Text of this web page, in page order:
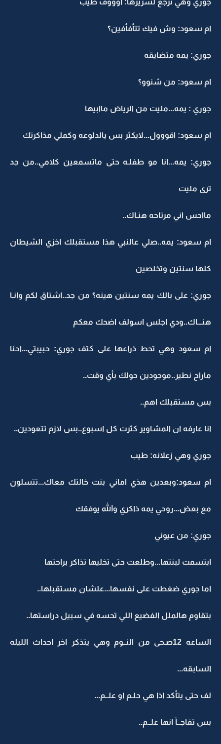
جوري وهي ترجع لسريرها: اوووف طيب
ام سعود: وش فيك تتأفأفين؟
جوري: يمه متضايقه
ام سعود: من شنوو؟
جوري : يمه...مليت من الرياض ماابيها
ام سعود: اقووول...لايكثر بس يالدلوعه وكملي مذاكرتك
جوري: يمه...انا مو طفلـه حتى ماتسمعين كلامي..من جد
ترى مليت
مااحس اني مرتاحه هنـاك..
ام سعود: يمه..صلي عالنبي هذا مستقبلك اخزي الشيطان
كلها سنتين وتخلصين
جوري: على بالك يمه سنتين هينه؟ من جد..اشتاق لكم وانـا
هنـــاك..ودي اجلس اسولف اضحك معكم
ام سعود وهي تحط ذراعها على كتف جوري: حبيبتي...احنا
ماراح نطير..موجودين حولك بأي وقت..
بس مستقبلك اهم..
انا عارفه ان المشاوير كثرت كل اسبوع..بس لازم تتعودين..
جوري وهي زعلانه: طيب
ام سعود:وبعدين هذي اماني بنت خالتك معاك...تتسلون
مع بعض...روحي يمه ذاكري والله يوفقك
جوري: من عيوني
ابتسمت لبنتها...وطلعت حتى تخليها تذاكر براحتها
اما جوري ضغطت على نفسها...علشان مستقبلها..
بتقاوم هالملل الفضيع اللي تحسه في سبيل دراستها..
الساعه 12صـحى من النــوم وهي يتذكر اخر احداث الليله
السابقه...
لف حتى يتأكد اذا هي حلـم او علــم...
بس تفاجــأ انها علــم..